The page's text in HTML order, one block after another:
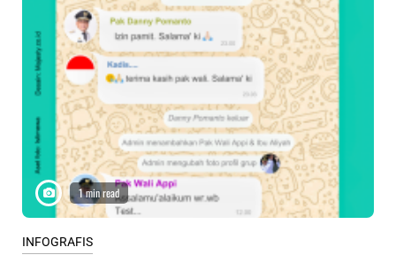
1 min read
INFOGRAFIS